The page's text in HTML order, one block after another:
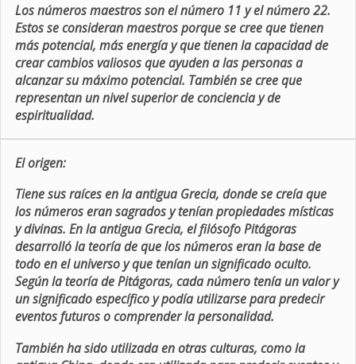
Los números maestros son el número 11 y el número 22.
Estos se consideran maestros porque se cree que tienen
más potencial, más energía y que tienen la capacidad de
crear cambios valiosos que ayuden a las personas a
alcanzar su máximo potencial. También se cree que
representan un nivel superior de conciencia y de
espiritualidad.
El origen:
Tiene sus raíces en la antigua Grecia, donde se creía que
los números eran sagrados y tenían propiedades místicas
y divinas. En la antigua Grecia, el filósofo Pitágoras
desarrolló la teoría de que los números eran la base de
todo en el universo y que tenían un significado oculto.
Según la teoría de Pitágoras, cada número tenía un valor y
un significado específico y podía utilizarse para predecir
eventos futuros o comprender la personalidad.
También ha sido utilizada en otras culturas, como la